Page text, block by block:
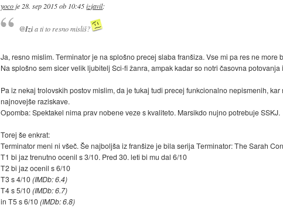
yoco je 28. sep 2015 ob 10:45 izjavil:
@Izia ti to resno misliš?
Ja, resno mislim. Terminator je na splošno precej slaba franšiza. Vse mi pa res ne more
Na splošno sem sicer velik ljubitelj Sci-fi žanra, ampak kadar so notri časovna
Pa iz nekaj trolovskih postov mislim, da je tukaj tudi precej funkcionalno nepismenih,
najnovejše raziskave.
Opomba: Spektakel nima prav nobene veze s kvaliteto. Marsikdo nujno potrebuje SSKJ.
Torej še enkrat:
Terminator meni ni všeč. Še najboljša iz franšize je bila serija Terminator: The Sarah
T1 bi jaz trenutno ocenil s 3/10. Pred 30. leti bi mu dal 6/10
T2 bi jaz ocenil s 6/10
T3 s 4/10(IMDb: 6.4)
T4 s 5/10(IMDb: 6.7)
in T5 s 6/10(IMDb: 6.8)